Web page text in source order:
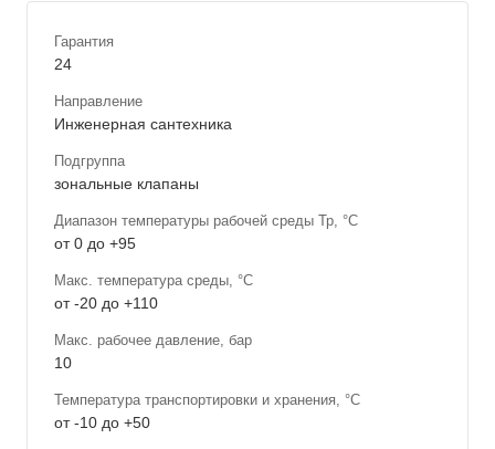
Гарантия
24
Направление
Инженерная сантехника
Подгруппа
зональные клапаны
Диапазон температуры рабочей среды Тр, °С
от 0 до +95
Макс. температура среды, °С
от -20 до +110
Макс. рабочее давление, бар
10
Температура транспортировки и хранения, °С
от -10 до +50